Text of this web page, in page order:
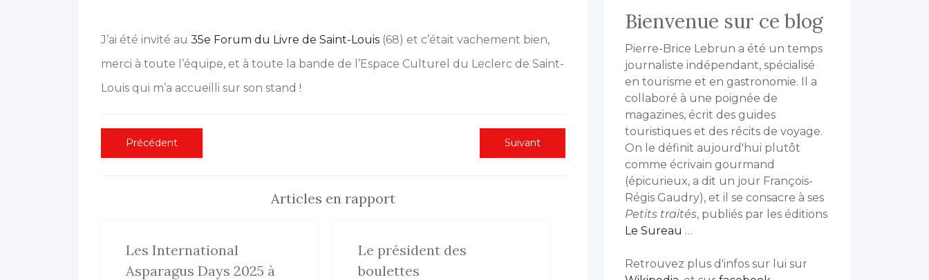
J’ai été invité au 35e Forum du Livre de Saint-Louis (68) et c’était vachement bien,
merci à toute l’équipe, et à toute la bande de l’Espace Culturel du Leclerc de Saint-
Louis qui m’a accueilli sur son stand !
Navigation
de
PrécédentArticle
précédent
SuivantNext
post:
Articles en rapport
Les International
Asparagus Days 2025 à
Le président des
boulettes
Bienvenue sur ce blog
Pierre-Brice Lebrun a été un temps
journaliste indépendant, spécialisé
en tourisme et en gastronomie. Il a
collaboré à une poignée de
magazines, écrit des guides
touristiques et des récits de voyage.
On le définit aujourd'hui plutôt
comme écrivain gourmand
(épicurieux, a dit un jour François-
Régis Gaudry), et il se consacre à ses
Petits traités, publiés par les éditions
Le Sureau …
Retrouvez plus d'infos sur lui sur